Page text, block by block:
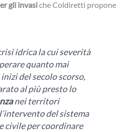
gli invasiche Coldiretti propone
idrica la cui severità
quanto mai
del secolo scorso,
al più presto lo
nei territori
del sistema
civile per coordinare